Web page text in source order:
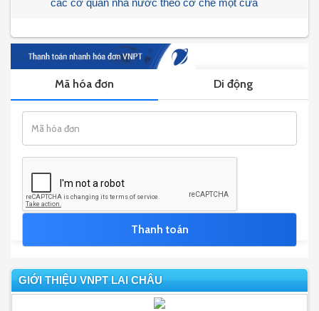
GIỚI THIỆU VNPT LAI CHÂU